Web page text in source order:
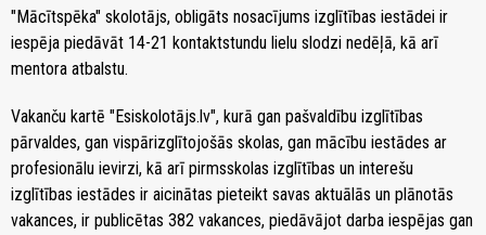
"Mācītspēka" skolotājs, obligāts nosacījums izglītības iestādei ir
iespēja piedāvāt 14-21 kontaktstundu lielu slodzi nedēļā, kā arī
mentora atbalstu.
Vakanču kartē "Esiskolotājs.lv", kurā gan pašvaldību izglītības
pārvaldes, gan vispārizglītojošās skolas, gan mācību iestādes ar
profesionālu ievirzi, kā arī pirmsskolas izglītības un interešu
izglītības iestādes ir aicinātas pieteikt savas aktuālās un plānotās
vakances, ir publicētas 382 vakances, piedāvājot darba iespējas gan